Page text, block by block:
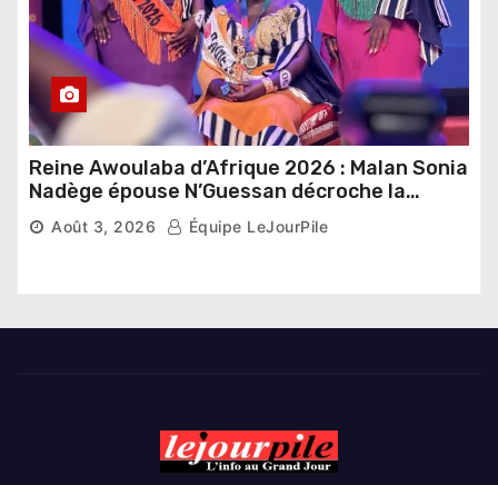
Reine Awoulaba d’Afrique 2026 : Malan Sonia
Nadège épouse N’Guessan décroche la
couronne
Août 3, 2026 Équipe LeJourPile